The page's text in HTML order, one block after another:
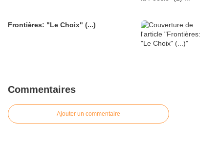
Frontières: "Le Choix" (...)
Commentaires
Ajouter un commentaire